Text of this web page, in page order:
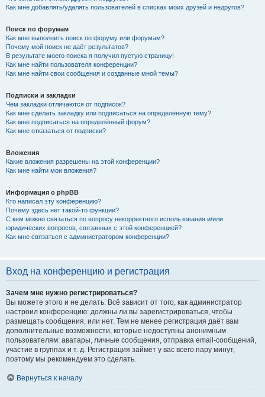
Как мне добавлять/удалять пользователей в списках моих друзей и недругов?
Поиск по форумам
Как мне выполнить поиск по форуму или форумам?
Почему мой поиск не даёт результатов?
В результате моего поиска я получил пустую страницу!
Как мне найти пользователя конференции?
Как мне найти свои сообщения и созданные мной темы?
Подписки и закладки
Чем закладки отличаются от подписок?
Как мне сделать закладку или подписаться на определённую тему?
Как мне подписаться на определённый форум?
Как мне отказаться от подписки?
Вложения
Какие вложения разрешены на этой конференции?
Как мне найти мои вложения?
Информация о phpBB
Кто написал эту конференцию?
Почему здесь нет такой-то функции?
С кем можно связаться по вопросу некорректного использования и/или
юридических вопросов, связанных с этой конференцией?
Как мне связаться с администратором конференции?
Вход на конференцию и регистрация
Зачем мне нужно регистрироваться?
Вы можете этого и не делать. Всё зависит от того, как администратор
настроил конференцию: должны ли вы зарегистрироваться, чтобы
размещать сообщения, или нет. Тем не менее регистрация даёт вам
дополнительные возможности, которые недоступны анонимным
пользователям: аватары, личные сообщения, отправка email-сообщений,
участие в группах и т. д. Регистрация займёт у вас всего пару минут,
поэтому мы рекомендуем это сделать.
Вернуться к началу